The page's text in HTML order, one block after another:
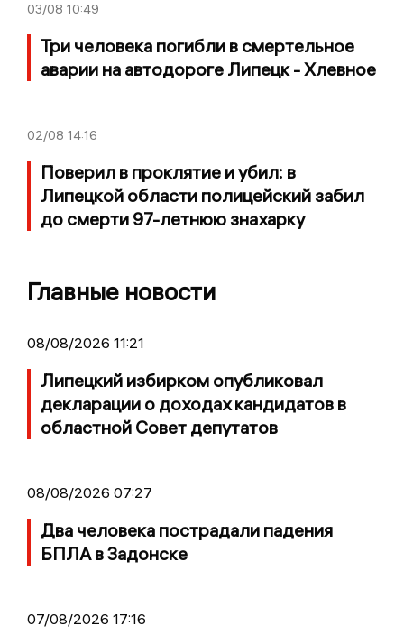
03/08 10:49
Три человека погибли в смертельное
аварии на автодороге Липецк - Хлевное
02/08 14:16
Поверил в проклятие и убил: в
Липецкой области полицейский забил
до смерти 97-летнюю знахарку
Главные новости
08/08/2026 11:21
Липецкий избирком опубликовал
декларации о доходах кандидатов в
областной Совет депутатов
08/08/2026 07:27
Два человека пострадали падения
БПЛА в Задонске
07/08/2026 17:16